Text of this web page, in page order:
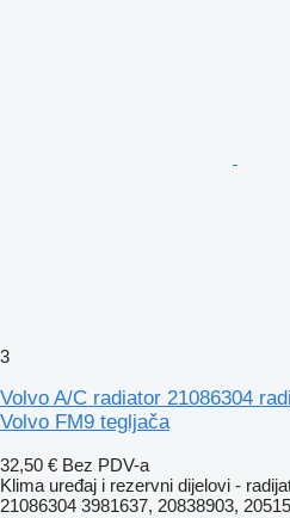
3
Volvo A/C radiator 21086304
Volvo FM9 tegljača
32,50 € Bez PDV-a
Klima uređaj i rezervni dijelovi -
21086304 3981637, 20838903,